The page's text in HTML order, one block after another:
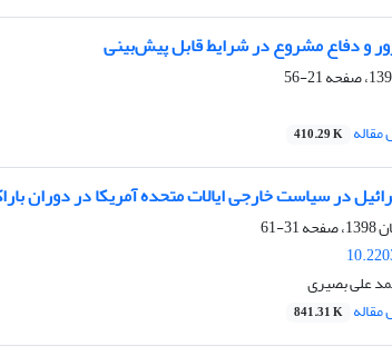
و دفاع مشروع در شرایط قابل پیش‌بینی
21-56
410.29 K
در سیاست خارجی ایالات متحده آمریکا در دوران
31-61
علی بصیری
841.31 K